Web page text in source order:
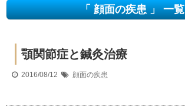
「 顔面の疾患 」 一覧
顎関節症と鍼灸治療
2016/08/12 顔面の疾患